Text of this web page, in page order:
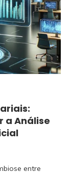
a Análise
entre